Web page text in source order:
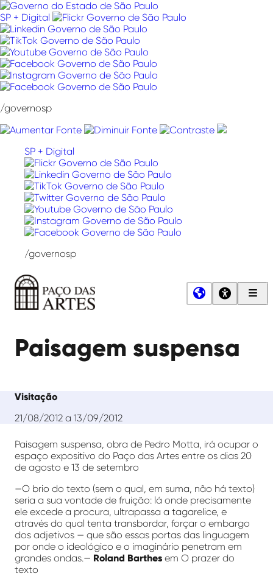
Pular
para
o
conteúdo
SP + Digital
/governosp
SP + Digital
/governosp
Artes
Paisagem suspensa
Visitação
21/08/2012 a 13/09/2012
Paisagem suspensa, obra de Pedro Motta, irá ocupar o
espaço expositivo do Paço das Artes entre os dias 20
de agosto e 13 de setembro
—O brio do texto (sem o qual, em suma, não há texto)
seria a sua vontade de fruição: lá onde precisamente
ele excede a procura, ultrapassa a tagarelice, e
através do qual tenta transbordar, forçar o embargo
dos adjetivos — que são essas portas das linguagem
por onde o ideológico e o imaginário penetram em
grandes ondas.— Roland Barthes em O prazer do
texto